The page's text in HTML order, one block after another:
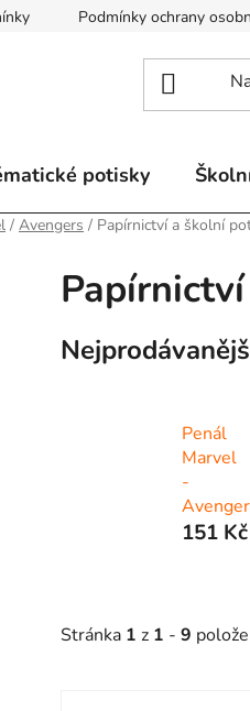
Podmínky ochrany
potisky
/ Avengers / Papírnictví a školní
Penál
Marvel
-
151 Kč
Stránka 1 z 1 - 9